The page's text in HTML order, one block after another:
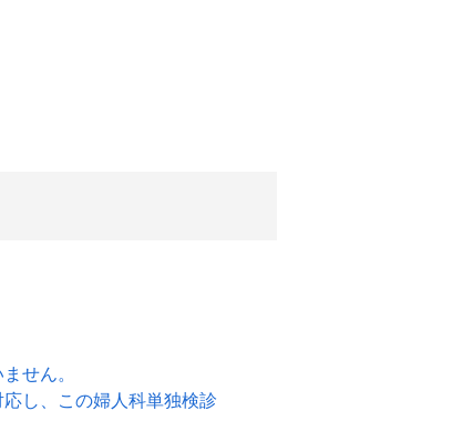
せん。
し、この婦人科単独検診